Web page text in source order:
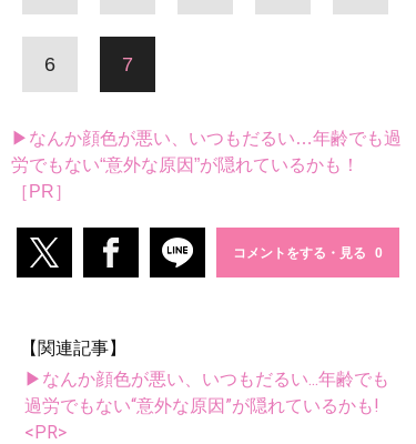
6 7
▶なんか顔色が悪い、いつもだるい…年齢でも過
労でもない“意外な原因”が隠れているかも！
［PR］
コメントをする・見る
【関連記事】
▶なんか顔色が悪い、いつもだるい...年齢でも
過労でもない“意外な原因”が隠れているかも!
<PR>